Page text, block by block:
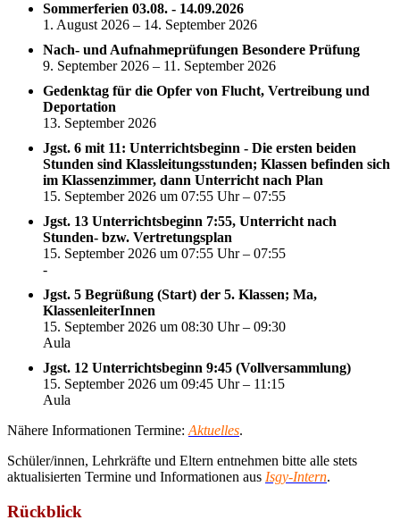
Sommerferien 03.08. - 14.09.2026
1. August 2026 – 14. September 2026
Nach- und Aufnahmeprüfungen Besondere Prüfung
9. September 2026 – 11. September 2026
Gedenktag für die Opfer von Flucht, Vertreibung und
Deportation
13. September 2026
Jgst. 6 mit 11: Unterrichtsbeginn - Die ersten beiden
Stunden sind Klassleitungsstunden; Klassen befinden sich
im Klassenzimmer, dann Unterricht nach Plan
15. September 2026 um 07:55 Uhr – 07:55
Jgst. 13 Unterrichtsbeginn 7:55, Unterricht nach
Stunden- bzw. Vertretungsplan
15. September 2026 um 07:55 Uhr – 07:55
-
Jgst. 5 Begrüßung (Start) der 5. Klassen; Ma,
KlassenleiterInnen
15. September 2026 um 08:30 Uhr – 09:30
Aula
Jgst. 12 Unterrichtsbeginn 9:45 (Vollversammlung)
15. September 2026 um 09:45 Uhr – 11:15
Aula
Nähere Informationen Termine: Aktuelles.
Schüler/innen, Lehrkräfte und Eltern entnehmen bitte alle stets
aktualisierten Termine und Informationen aus Isgy-Intern.
Rückblick